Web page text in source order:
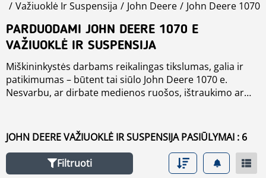
Važiuoklė Ir Suspensija
John Deere
John Deere 1070
PARDUODAMI JOHN DEERE 1070 E
VAŽIUOKLĖ IR SUSPENSIJA
Miškininkystės darbams reikalingas tikslumas, galia ir
patikimumas – būtent tai siūlo John Deere 1070 e.
Nesvarbu, ar dirbate medienos ruošos, ištraukimo ar
kuris atitiks Jūsų kasdienės veiklos poreikius.
kitose pasaulio šalyse. Kiekviename skelbime rasite
išsamią techninę informaciją, nuotraukas ir svarbiausius
parametrus, todėl galėsite lengvai palyginti John Deere
1070 e specifikacijas ir priimti pagrįstą sprendimą.
JOHN DEERE VAŽIUOKLĖ IR SUSPENSIJA PASIŪLYMAI : 6
Filtruoti